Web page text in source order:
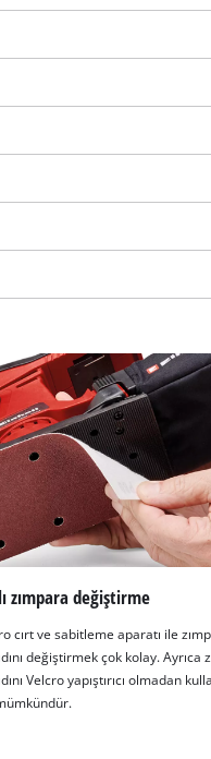
the site
to
zımpara değiştirme
cırt ve sabitleme aparatı ile
değiştirmek çok kolay. Ayrıca
Velcro yapıştırıcı olmadan